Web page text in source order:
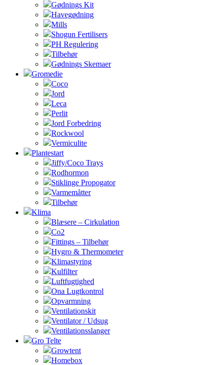
Gødnings Kit
Havegødning
Mills
Shogun Fertilisers
PH Regulering
Tilbehør
Gødnings Skemaer
Gromedie
Coco
Jord
Leca
Perlit
Jord Forbedring
Rockwool
Vermiculite
Plantestart
Jiffy/Coco Trays
Rodhormon
Stiklinge Propogator
Varmemåtter
Tilbehør
Klima
Blæsere – Cirkulation
Co2
Fittings – Tilbehør
Hygro & Thermometer
Klimastyring
Kulfilter
Luftfugtighed
Ona Lugtkontrol
Opvarmning
Ventilationskit
Ventilator / Udsug
Ventilationsslanger
Gro Telte
Growtent
Homebox